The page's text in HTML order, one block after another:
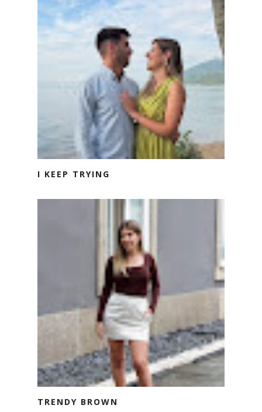
I KEEP TRYING
TRENDY BROWN